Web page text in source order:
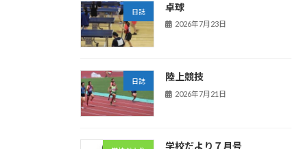
日誌 卓球
2026年7月23日
日誌 陸上競技
2026年7月21日
学校だより７月号